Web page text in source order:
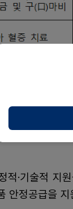
적·기술적 지
안정공급을 지